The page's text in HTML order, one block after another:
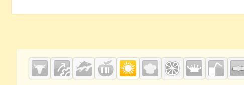
Дополнительная информация
Cсылки на полезные проекты
Grainboard.ru